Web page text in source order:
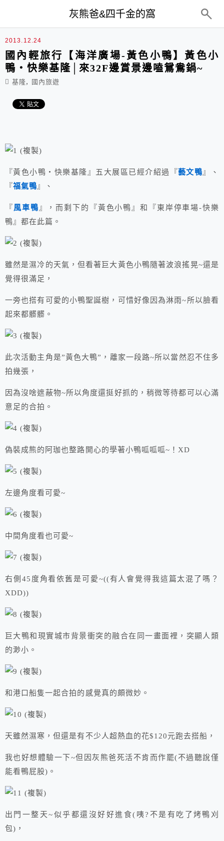
灰熊爸&四千金的窩
2013.12.24
國內輕旅行【海洋廣場-黃色小鴨】黃色小
鴨‧快樂基隆│來32F邊賞景邊嗑鴛鴦鍋~
基隆, 國內旅遊
『黃色小鴨‧快樂基隆』五大展區已經介紹過『藝文鴨』、
『福氣鴨』、
『風車鴨』，而剩下的『黃色小鴨』和『東岸停車場-快樂
鴨』都在此篇。
雖然是濕冷的天氣，但看著巨大黃色小鴨隨著波浪搖晃~還是
覺得很滿足，
一旁也搭有可愛的小鴨聖誕樹，可惜好像因為淋雨~所以臉看
起來都髒髒。
此次活動主角是”黃色大鴨”，離家一段路~所以當然忍不住多
拍幾張，
因為沒啥遮蔽物~所以角度還挺好抓的，稍微等待都可以心滿
意足的合拍。
偽裝成熊的阿珈也整路開心的學著小鴨呱呱呱~！XD
左邊角度看可愛~
中間角度看也可愛~
右側45度角看依舊是可愛~((有人會覺得我這篇太混了嗎？
XDD))
巨大鴨和現實城市背景衝突的融合在同一畫面裡，突顯人類
的渺小。
和港口船隻一起合拍的感覺真的頗微妙。
天雖然濕寒，但還是有不少人超熱血的花$120元跑去搭船，
我也好想體驗一下~但因灰熊爸死活不肯而作罷(不過聽說僅
能看鴨屁股)。
出門一整天~似乎都還沒好好進食(咦?不是有吃了烤鴨刈
包)，